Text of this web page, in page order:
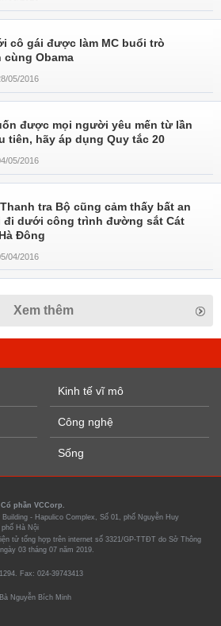
cô gái được làm MC buổi trò
cùng Obama
05/2016
được mọi người yêu mến từ lần
tiên, hãy áp dụng Quy tắc 20
05/2016
tra Bộ cũng cảm thấy bất an
đi dưới công trình đường sắt Cát
Đông
04/2016
Xem thêm
Kinh tế vĩ mô
Công nghệ
Sống
phần VCCorp.
- Hapulico Complex, Số 01, phố Nguyễn Huy
Hà Nội
tử tổng hợp trên internet số 3321/GP-TTĐT do Sở Thông
03 tháng 07 năm 2019.
Fax: 024-39743413
Nguyễn Bích Minh